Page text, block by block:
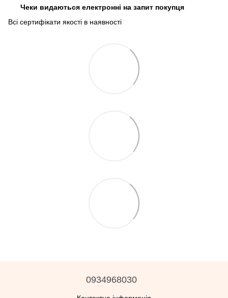
Чеки видаються електронні на запит покупця
Всі сертифікати якості в наявності
0934968030